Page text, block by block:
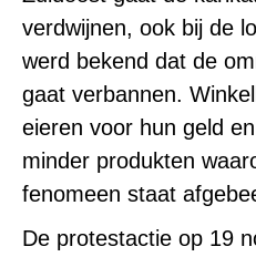
verdwijnen, ook bij de
werd bekend dat de
gaat verbannen.
eieren voor hun geld
minder produkten
fenomeen staat
De protestactie op 19